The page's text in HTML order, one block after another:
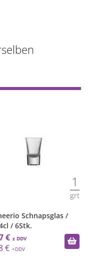
1
grt
Schnapsglas /
/ 6Stk.
€
€